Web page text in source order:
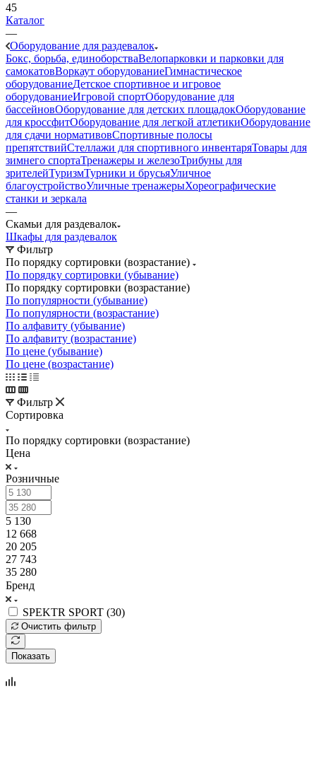
45
Каталог
—
Оборудование для раздевалок
Бокс, борьба, единоборстваВелопарковки и парковки для
самокатовВоркаут оборудованиеГимнастическое
оборудованиеДетское спортивное и игровое
оборудованиеИгровой спортОборудование для
бассейновОборудование для детских площадокОборудование
для кроссфитОборудование для легкой атлетикиОборудование
для сдачи нормативовСпортивные полосы
препятствийСтеллажи для спортивного инвентаряТовары для
зимнего спортаТренажеры и железоТрибуны для
зрителейТуризмТурники и брусьяУличное
благоустройствоУличные тренажерыХореографические
станки и зеркала
—
Скамьи для раздевалок
Шкафы для раздевалок
Фильтр
По порядку сортировки (возрастание)
По порядку сортировки (убывание)
По порядку сортировки (возрастание)
По популярности (убывание)
По популярности (возрастание)
По алфавиту (убывание)
По алфавиту (возрастание)
По цене (убывание)
По цене (возрастание)
Фильтр
Сортировка
По порядку сортировки (возрастание)
Цена
Розничные
5 130
12 668
20 205
27 743
35 280
Бренд
SPEKTR SPORT (30)
Очистить фильтр
Показать